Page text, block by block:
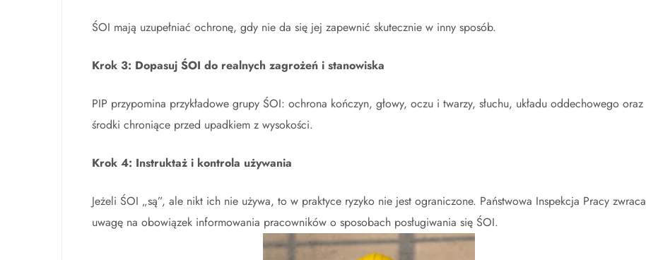
ŚOI mają uzupełniać ochronę, gdy nie da się jej zapewnić skutecznie w inny sposób.
Krok 3: Dopasuj ŚOI do realnych zagrożeń i stanowiska
PIP przypomina przykładowe grupy ŚOI: ochrona kończyn, głowy, oczu i twarzy, słuchu, układu oddechowego oraz
środki chroniące przed upadkiem z wysokości.
Krok 4: Instruktaż i kontrola używania
Jeżeli ŚOI „są”, ale nikt ich nie używa, to w praktyce ryzyko nie jest ograniczone. Państwowa Inspekcja Pracy zwraca
uwagę na obowiązek informowania pracowników o sposobach posługiwania się ŚOI.